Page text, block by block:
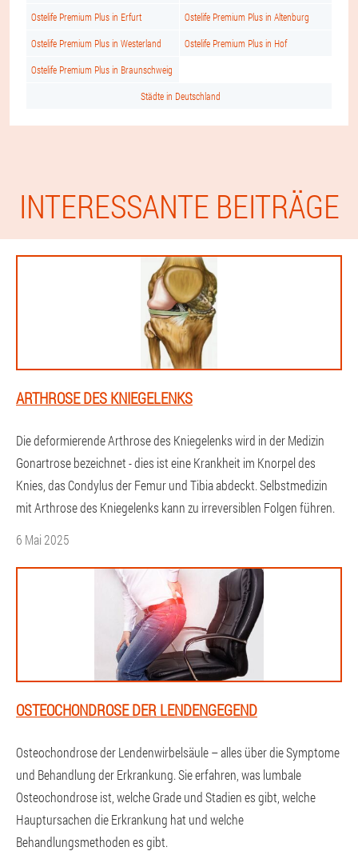
Ostelife Premium Plus in Erfurt Ostelife Premium Plus in Altenburg
Ostelife Premium Plus in Westerland Ostelife Premium Plus in Hof
Ostelife Premium Plus in Braunschweig
Städte in Deutschland
INTERESSANTE BEITRÄGE
ARTHROSE DES KNIEGELENKS
Die deformierende Arthrose des Kniegelenks wird in der Medizin
Gonartrose bezeichnet - dies ist eine Krankheit im Knorpel des
Knies, das Condylus der Femur und Tibia abdeckt. Selbstmedizin
mit Arthrose des Kniegelenks kann zu irreversiblen Folgen führen.
6 Mai 2025
OSTEOCHONDROSE DER LENDENGEGEND
Osteochondrose der Lendenwirbelsäule – alles über die Symptome
und Behandlung der Erkrankung. Sie erfahren, was lumbale
Osteochondrose ist, welche Grade und Stadien es gibt, welche
Hauptursachen die Erkrankung hat und welche
Behandlungsmethoden es gibt.